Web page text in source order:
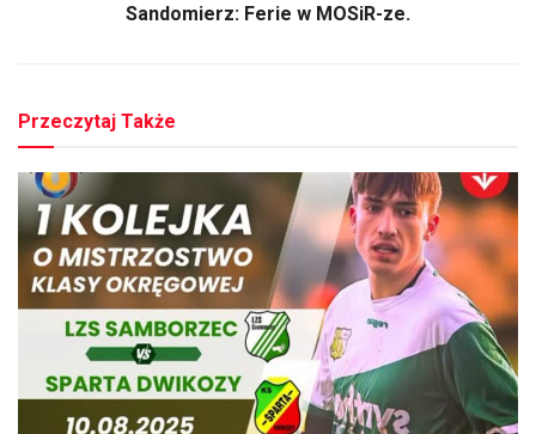
Sandomierz: Ferie w MOSiR-ze.
Przeczytaj Także